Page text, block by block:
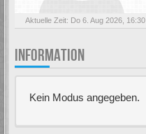
Aktuelle Zeit: Do 6. Aug 2026, 16:30
INFORMATION
Kein Modus angegeben.